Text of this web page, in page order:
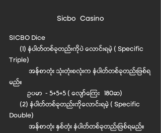
Sicbo  Casino
SICBO Dice
Triple)
မည်။
            ဥပမာ  - 5+5+5 ( လျော်ကြေး   180ဆ)
Double)
             အန်စာတုံး နှစ်တုံး နံပါတ်တစ်ခုတည်းဖြစ်ရမည်။